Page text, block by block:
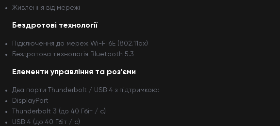
Живлення від мережі
Бездротові технології
Підключення до мереж Wi-Fi 6E (802.11ax)
Бездротова технологія Bluetooth 5.3
Елементи управління та роз'єми
Два порти Thunderbolt / USB 4 з підтримкою:
DisplayPort
Thunderbolt 3 (до 40 Гбіт / с)
USB 4 (до 40 Гбіт / с)